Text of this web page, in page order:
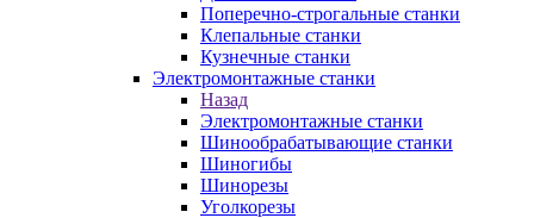
Поперечно-строгальные станки
Клепальные станки
Кузнечные станки
Электромонтажные станки
Назад
Электромонтажные станки
Шинообрабатывающие станки
Шиногибы
Шинорезы
Уголкорезы